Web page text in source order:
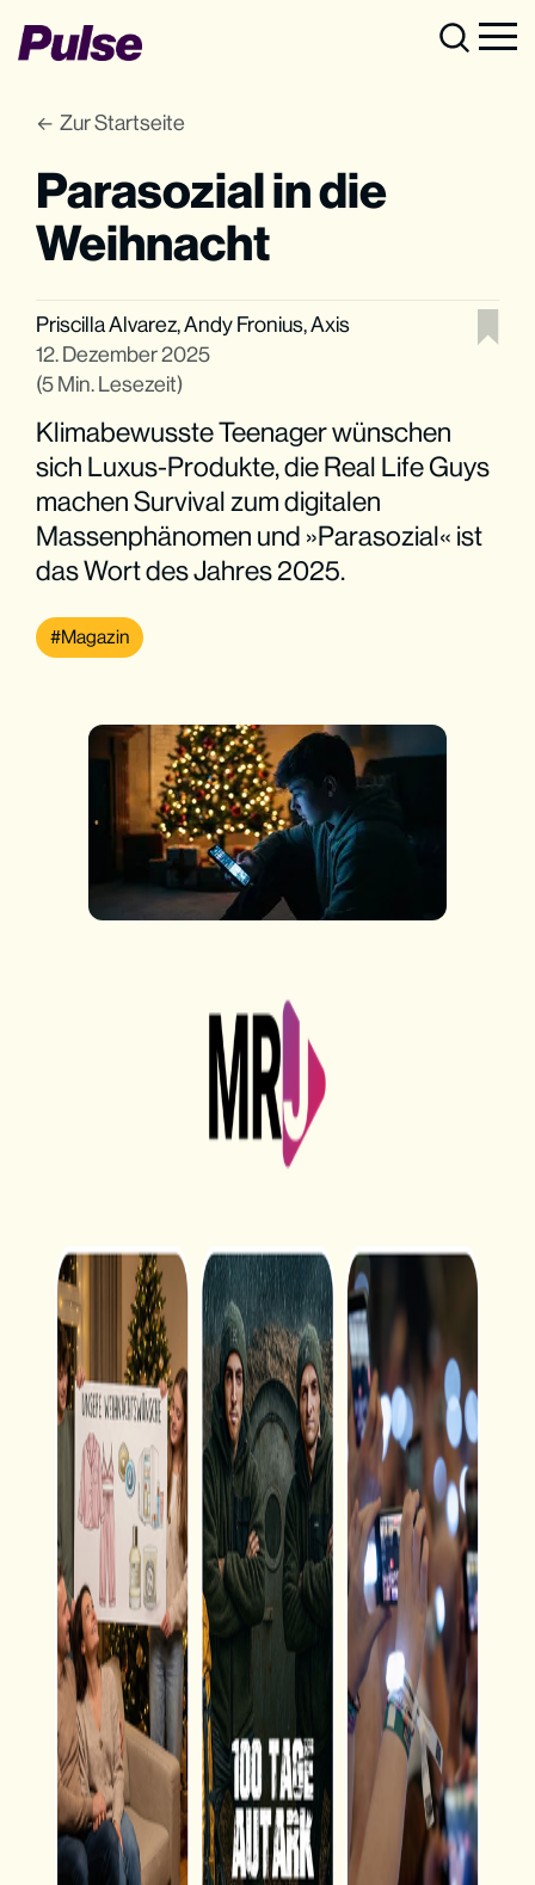
Zur Startseite
Parasozial in die
Weihnacht
Priscilla Alvarez,Andy Fronius,Axis
12. Dezember 2025
(5 Min. Lesezeit)
Klimabewusste Teenager wünschen
sich Luxus-Produkte, die Real Life Guys
machen Survival zum digitalen
Massenphänomen und »Parasozial« ist
das Wort des Jahres 2025.
Magazin